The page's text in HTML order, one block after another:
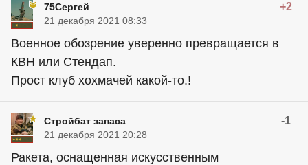
75Сергей +2
21 декабря 2021 08:33
Военное обозрение уверенно превращается в
КВН или Стендап.
Прост клуб хохмачей какой-то.!
Стройбат запаса -1
21 декабря 2021 20:28
Ракета, оснащенная искусственным